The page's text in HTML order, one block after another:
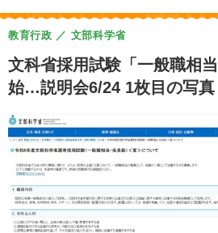
文科省採用試験「一般職相
始…説明会6/24 1枚目の写真
教育行政 文部科学省